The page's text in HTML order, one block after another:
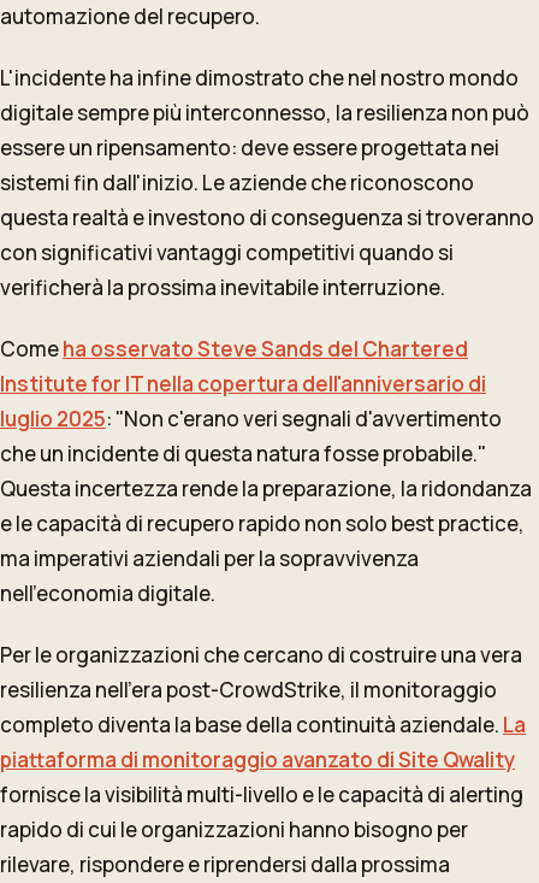
automazione del recupero.
L'incidente ha infine dimostrato che nel nostro mondo
digitale sempre più interconnesso, la resilienza non può
essere un ripensamento: deve essere progettata nei
sistemi fin dall'inizio. Le aziende che riconoscono
questa realtà e investono di conseguenza si troveranno
con significativi vantaggi competitivi quando si
verificherà la prossima inevitabile interruzione.
Comeha osservato Steve Sands del Chartered
Institute for IT nella copertura dell'anniversario di
luglio 2025: "Non c'erano veri segnali d'avvertimento
che un incidente di questa natura fosse probabile."
Questa incertezza rende la preparazione, la ridondanza
e le capacità di recupero rapido non solo best practice,
ma imperativi aziendali per la sopravvivenza
nell'economia digitale.
Per le organizzazioni che cercano di costruire una vera
resilienza nell'era post-CrowdStrike, il monitoraggio
completo diventa la base della continuità aziendale. La
piattaforma di monitoraggio avanzato di Site Qwality
fornisce la visibilità multi-livello e le capacità di alerting
rapido di cui le organizzazioni hanno bisogno per
rilevare, rispondere e riprendersi dalla prossima